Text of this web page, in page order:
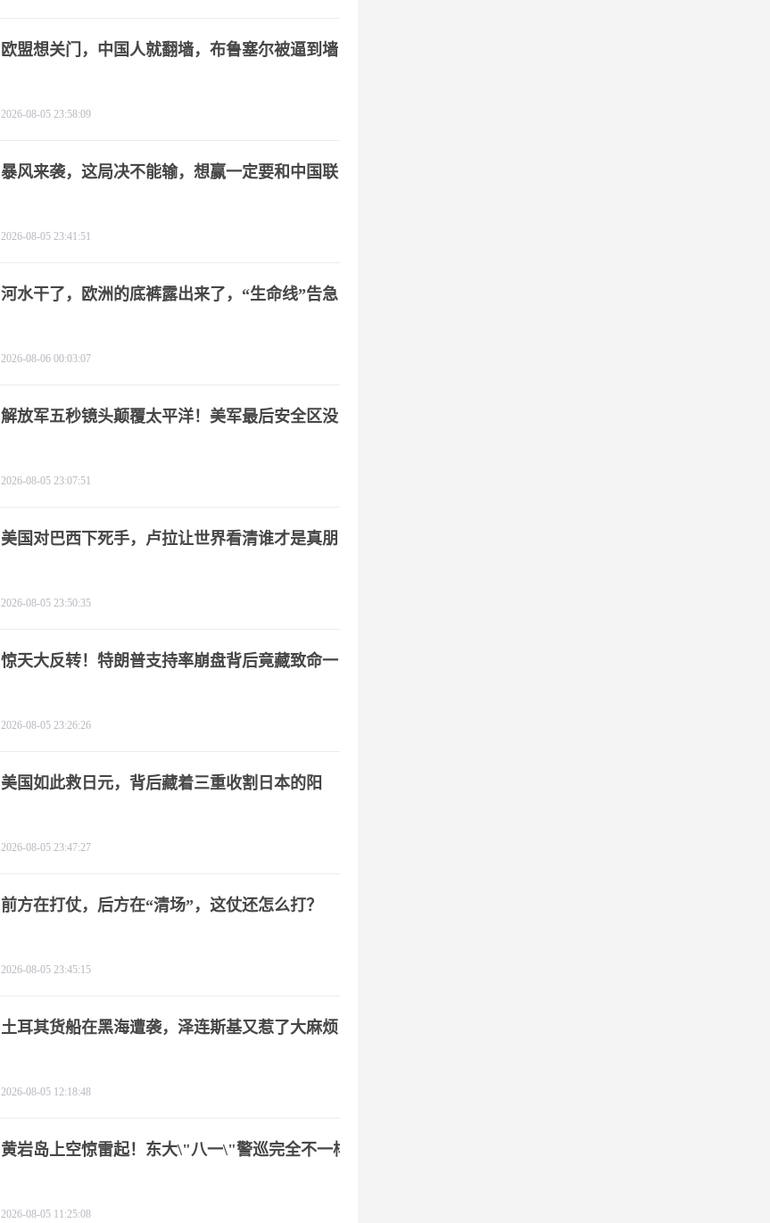
欧盟想关门，中国人就翻墙，布鲁塞尔被逼到墙
2026-08-05 23:58:09
暴风来袭，这局决不能输，想赢一定要和中国联
2026-08-05 23:41:51
河水干了，欧洲的底裤露出来了，“生命线”告急
2026-08-06 00:03:07
解放军五秒镜头颠覆太平洋！美军最后安全区没
2026-08-05 23:07:51
美国对巴西下死手，卢拉让世界看清谁才是真朋
2026-08-05 23:50:35
惊天大反转！特朗普支持率崩盘背后竟藏致命一
2026-08-05 23:26:26
美国如此救日元，背后藏着三重收割日本的阳
2026-08-05 23:47:27
前方在打仗，后方在“清场”，这仗还怎么打？
2026-08-05 23:45:15
土耳其货船在黑海遭袭，泽连斯基又惹了大麻烦
2026-08-05 12:18:48
黄岩岛上空惊雷起！东大\"八一\"警巡完全不一样
2026-08-05 11:25:08